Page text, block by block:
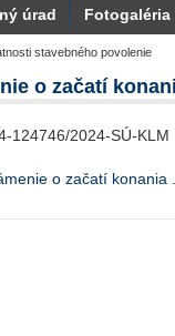
úrad Fotogaléria
stavebného povolenie
o začatí
124746/2024-SÚ-KLM
o začatí konania